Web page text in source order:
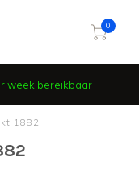
0
week bereikbaar
1882